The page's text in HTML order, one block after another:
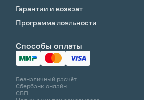
Гарантии и возврат
Программа лояльности
Способы оплаты
Безналичный расчёт
Сбербанк онлайн
СБП